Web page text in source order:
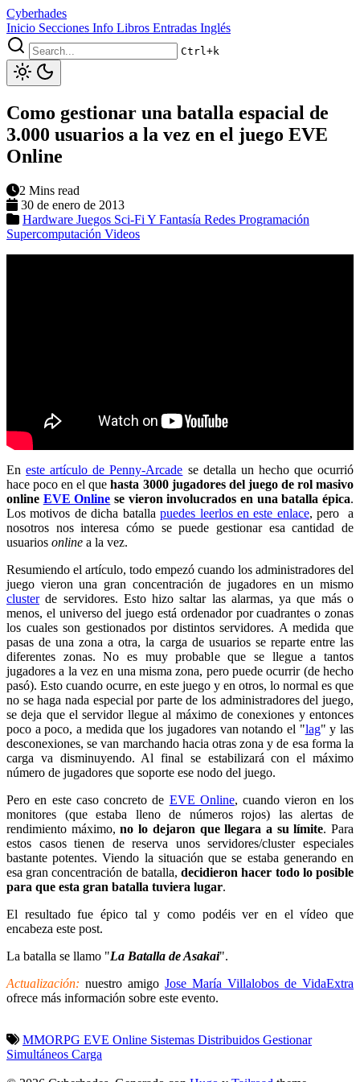
Cyberhades
Inicio Secciones Info Libros Entradas Inglés
Ctrl+k
Como gestionar una batalla espacial de
3.000 usuarios a la vez en el juego EVE
Online
2 Mins read
30 de enero de 2013
Hardware Juegos Sci-Fi Y Fantasía Redes Programación
Supercomputación Videos
Eneste artículo de Penny-Arcade se detalla un hecho que ocurrió
hace poco en el quehasta 3000 jugadores del juego de rol masivo
online EVE Online se vieron involucrados en una batalla épica.
Los motivos de dicha batallapuedes leerlos en este enlace, pero a
nosotros nos interesa cómo se puede gestionar esa cantidad de
usuarios online a la vez.
Resumiendo el artículo, todo empezó cuando los administradores del
juego vieron una gran concentración de jugadores en un mismo
clusterde servidores. Esto hizo saltar las alarmas, ya que más o
menos, el universo del juego está ordenador por cuadrantes o zonas
los cuales son gestionados por distintos servidores. A medida que
pasas de una zona a otra, la carga de usuarios se reparte entre las
diferentes zonas. No es muy probable que se llegue a tantos
jugadores a la vez en una misma zona, pero puede ocurrir (de hecho
pasó). Esto cuando ocurre, en este juego y en otros, lo normal es que
no se haga nada especial por parte de los administradores del juego,
se deja que el servidor llegue al máximo de conexiones y entonces
poco a poco, a medida que los jugadores van notando el "lag" y las
desconexiones, se van marchando hacia otras zona y de esa forma la
carga va disminuyendo. Al final se estabilizará con el máximo
número de jugadores que soporte ese nodo del juego.
Pero en este caso concreto de EVE Online, cuando vieron en los
monitores (que estaba lleno de números rojos) las alertas de
rendimiento máximo,no lo dejaron que llegara a su límite. Para
estos casos tienen de reserva unos servidores/cluster especiales
bastante potentes. Viendo la situación que se estaba generando en
esa gran concentración de batalla,decidieron hacer todo lo posible
para que esta gran batalla tuviera lugar.
El resultado fue épico tal y como podéis ver en el vídeo que
encabeza este post.
La batalla se llamo "La Batalla de Asakai".
Actualización: nuestro amigo Jose María Villalobos de VidaExtra
ofrece más información sobre este evento.
MMORPG EVE Online Sistemas Distribuidos Gestionar
Simultáneos Carga